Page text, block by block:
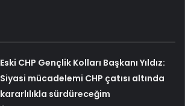
Eski CHP Gençlik Kolları Başkanı Yıldız:
Siyasi mücadelemi CHP çatısı altında
kararlılıkla sürdüreceğim